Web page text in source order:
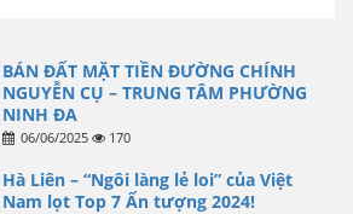
BÁN ĐẤT MẶT TIỀN ĐƯỜNG CHÍNH
NGUYỄN CỤ – TRUNG TÂM PHƯỜNG
NINH ĐA
06/06/2025 170
Hà Liên – “Ngôi làng lẻ loi” của Việt
Nam lọt Top 7 Ấn tượng 2024!